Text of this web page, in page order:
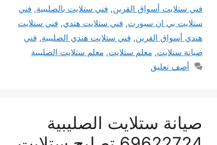
فني ستلايت أسواق القرين, فني ستلايت بالصليبية, فني
ستلايت بي ان سبورت, فني ستلايت هندي, فني ستلايت
هندي أسواق القرين, فني ستلايت هندي الصليبية, فني
صيانة ستلايت, معلم ستلايت, معلم ستلايت الصليبية
أضف تعليق
صيانة ستلايت الصليبية